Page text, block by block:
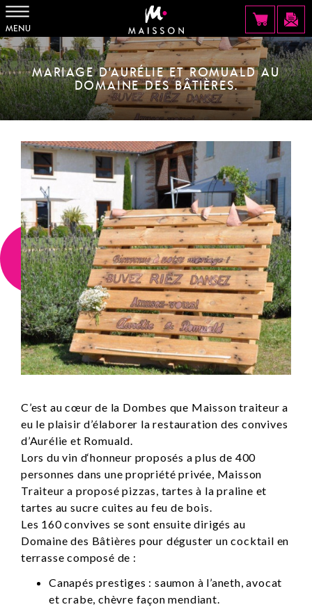
MENU
MARIAGE D’AURÉLIE ET ROMUALD AU
DOMAINE DES BÂTIÈRES.
C’est au cœur de la Dombes que Maisson traiteur a
eu le plaisir d’élaborer la restauration des convives
d’Aurélie et Romuald.
Lors du vin d‘honneur proposés a plus de 400
personnes dans une propriété privée, Maisson
Traiteur a proposé pizzas, tartes à la praline et
tartes au sucre cuites au feu de bois.
Les 160 convives se sont ensuite dirigés au
Domaine des Bâtières pour déguster un cocktail en
terrasse composé de :
Canapés prestiges : saumon à l’aneth, avocat
et crabe, chèvre façon mendiant.